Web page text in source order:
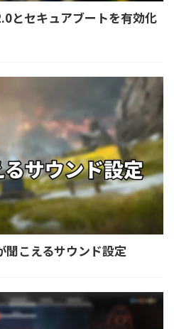
とセキュアブートを有効化
聞こえるサウンド設定